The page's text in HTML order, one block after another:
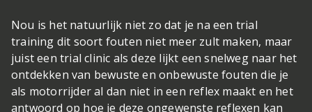
Nou is het natuurlijk niet zo dat je na een trial
training dit soort fouten niet meer zult maken, maar
juist een trial clinic als deze lijkt een snelweg naar het
ontdekken van bewuste en onbewuste fouten die je
als motorrijder al dan niet in een reflex maakt en het
antwoord op hoe je deze ongewenste reflexen kan